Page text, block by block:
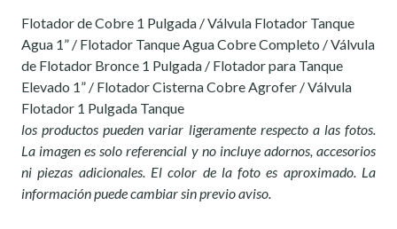
Flotador de Cobre 1 Pulgada / Válvula Flotador Tanque
Agua 1” / Flotador Tanque Agua Cobre Completo / Válvula
de Flotador Bronce 1 Pulgada / Flotador para Tanque
Elevado 1” / Flotador Cisterna Cobre Agrofer / Válvula
Flotador 1 Pulgada Tanque
los productos pueden variar ligeramente respecto a las fotos.
La imagen es solo referencial y no incluye adornos, accesorios
ni piezas adicionales. El color de la foto es aproximado. La
información puede cambiar sin previo aviso.